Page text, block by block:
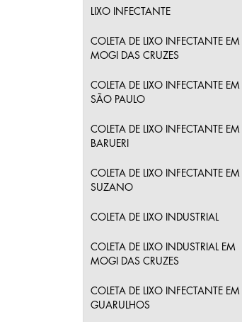
LIXO INFECTANTE
COLETA DE LIXO INFECTANTE EM
MOGI DAS CRUZES
COLETA DE LIXO INFECTANTE EM
SÃO PAULO
COLETA DE LIXO INFECTANTE EM
BARUERI
COLETA DE LIXO INFECTANTE EM
SUZANO
COLETA DE LIXO INDUSTRIAL
COLETA DE LIXO INDUSTRIAL EM
MOGI DAS CRUZES
COLETA DE LIXO INFECTANTE EM
GUARULHOS